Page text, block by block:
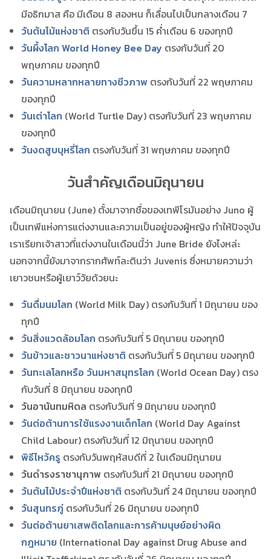
มีอธิกมาส คือ มีเดือน 8 สองหน ก็เลื่อนไปเป็นกลางเดือน 7
วันต้นไม้แห่งชาติ ตรงกับวันขึ้น 15 ค่ำเดือน 6 ของทุกปี
วันผึ้งโลก World Honey Bee Day ตรงกับวันที่ 20
พฤษภาคม ของทุกปี
วันความหลากหลายทางชีวภาพ ตรงกับวันที่ 22 พฤษภาคม
ของทุกปี
วันเต่าโลก (World Turtle Day) ตรงกับวันที่ 23 พฤษภาคม
ของทุกปี
วันงดสูบบุหรี่โลก ตรงกับวันที่ 31 พฤษภาคม ของทุกปี
วันสำคัญเดือนมิถุนายน
เดือนมิถุนายน (June) ตั้งมาจากชื่อของเทพีโรมันอย่าง Juno ผู้
เป็นเทพีแห่งการแต่งงานและความเป็นอยู่ของผู้หญิง ทำให้ปัจจุบัน
เราเรียกเจ้าสาวที่แต่งงานในเดือนนี้ว่า June Bride ยังไงหล่ะ
นอกจากนี้ยังมาจากรากศัพท์ละตินว่า Juvenis ซึ่งหมายความว่า
เยาวชนหรือผู้เยาว์วัยด้วยนะ
วันดื่มนมโลก (World Milk Day) ตรงกับวันที่ 1 มิถุนายน ของ
ทุกปี
วันสิ่งแวดล้อมโลก ตรงกับวันที่ 5 มิถุนายน ของทุกปี
วันข้าวและชาวนาแห่งชาติ ตรงกับวันที่ 5 มิถุนายน ของทุกปี
วันทะเลโลกหรือ วันมหาสมุทรโลก (World Ocean Day) ตรง
กับวันที่ 8 มิถุนายน ของทุกปี
วันอานันทมหิดล ตรงกับวันที่ 9 มิถุนายน ของทุกปี
วันต่อต้านการใช้แรงงานเด็กโลก (World Day Against
Child Labour) ตรงกับวันที่ 12 มิถุนายน ของทุกปี
พิธีไหว้ครู ตรงกับวันพฤหัสบดีที่ 2 ในเดือนมิถุนายน
วันดำรงราชานุภาพ ตรงกับวันที่ 21 มิถุนายน ของทุกปี
วันต้นไม้ประจำปีแห่งชาติ ตรงกับวันที่ 24 มิถุนายน ของทุกปี
วันสุนทรภู่ ตรงกับวันที่ 26 มิถุนายน ของทุกปี
วันต่อต้านยาเสพติดโลกและการค้ามนุษย์อย่างผิด
กฎหมาย (International Day against Drug Abuse and